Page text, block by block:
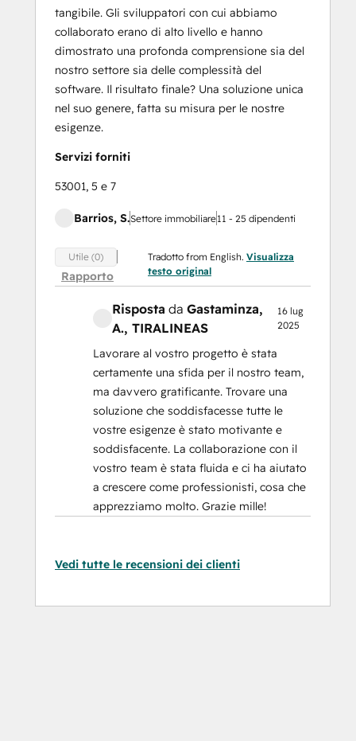
tangibile. Gli sviluppatori con cui abbiamo
collaborato erano di alto livello e hanno
dimostrato una profonda comprensione sia del
nostro settore sia delle complessità del
software. Il risultato finale? Una soluzione unica
nel suo genere, fatta su misura per le nostre
esigenze.
Servizi forniti
53001, 5 e 7
Barrios, S.Settore immobiliare11 - 25 dipendenti
Utile (0)
Rapporto
Tradotto from English.Visualizza
testo original
Risposta da Gastaminza,
A., TIRALINEAS
16 lug
2025
Lavorare al vostro progetto è stata
certamente una sfida per il nostro team,
ma davvero gratificante. Trovare una
soluzione che soddisfacesse tutte le
vostre esigenze è stato motivante e
soddisfacente. La collaborazione con il
vostro team è stata fluida e ci ha aiutato
a crescere come professionisti, cosa che
apprezziamo molto. Grazie mille!
Vedi tutte le recensioni dei clienti